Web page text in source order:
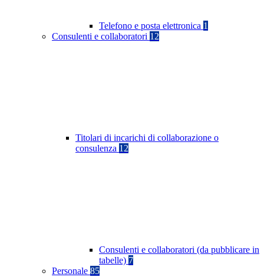
Telefono e posta elettronica 1
Consulenti e collaboratori 12
Titolari di incarichi di collaborazione o
consulenza 12
Consulenti e collaboratori (da pubblicare in
tabelle) 7
Personale 85